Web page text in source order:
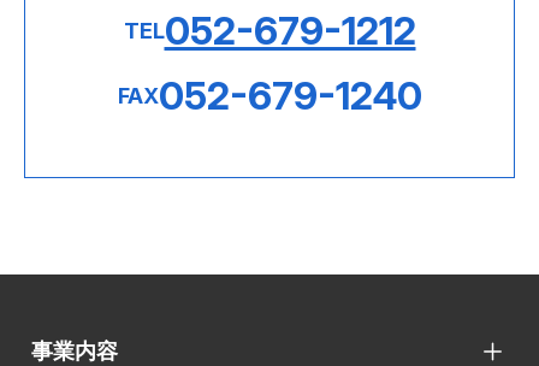
TEL052-679-1212
FAX052-679-1240
事業内容